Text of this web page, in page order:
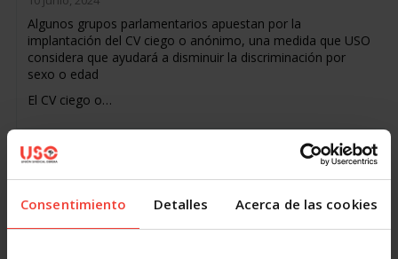
Consentimiento Detalles Acerca de las cookies
Algunos grupos parlamentarios apuestan por la
implantación del CV ciego o anónimo, una medida que USO
considera que ayudará a disminuir la discriminación por
sexo o edad
El CV ciego o…
15